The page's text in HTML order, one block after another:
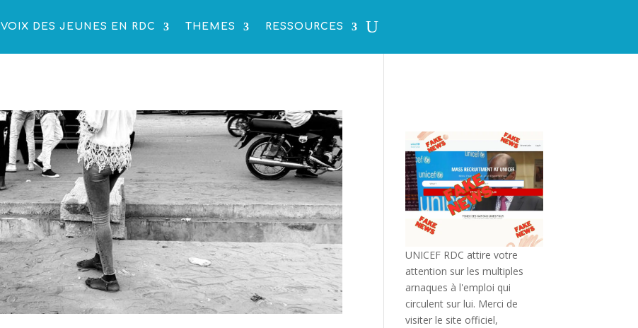
VOIX DES JEUNES EN RDC THEMES RESSOURCES
UNICEF RDC attire votre
attention sur les multiples
arnaques à l'emploi qui
circulent sur lui. Merci de
visiter le site officiel,